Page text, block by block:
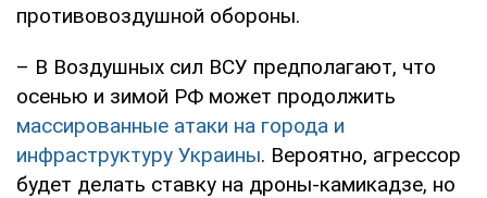
противовоздушной обороны.
– В Воздушных сил ВСУ предполагают, что
осенью и зимой РФ может продолжить
массированные атаки на города и
инфраструктуру Украины. Вероятно, агрессор
будет делать ставку на дроны-камикадзе, но